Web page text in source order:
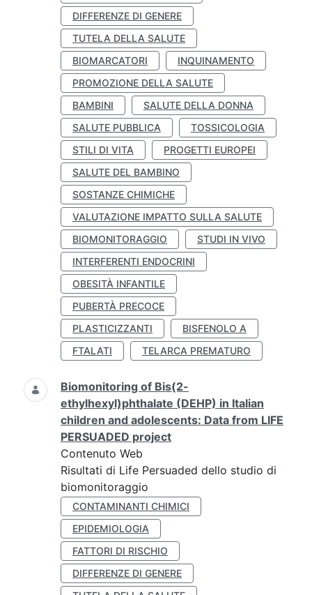
DIFFERENZE DI GENERE
TUTELA DELLA SALUTE
BIOMARCATORI
INQUINAMENTO
PROMOZIONE DELLA SALUTE
BAMBINI
SALUTE DELLA DONNA
SALUTE PUBBLICA
TOSSICOLOGIA
STILI DI VITA
PROGETTI EUROPEI
SALUTE DEL BAMBINO
SOSTANZE CHIMICHE
VALUTAZIONE IMPATTO SULLA SALUTE
BIOMONITORAGGIO
STUDI IN VIVO
INTERFERENTI ENDOCRINI
OBESITÀ INFANTILE
PUBERTÀ PRECOCE
PLASTICIZZANTI
BISFENOLO A
FTALATI
TELARCA PREMATURO
Biomonitoring of Bis(2-
ethylhexyl)phthalate (DEHP) in Italian
children and adolescents: Data from LIFE
PERSUADED project
Contenuto Web
Risultati di Life Persuaded dello studio di
biomonitoraggio
CONTAMINANTI CHIMICI
EPIDEMIOLOGIA
FATTORI DI RISCHIO
DIFFERENZE DI GENERE